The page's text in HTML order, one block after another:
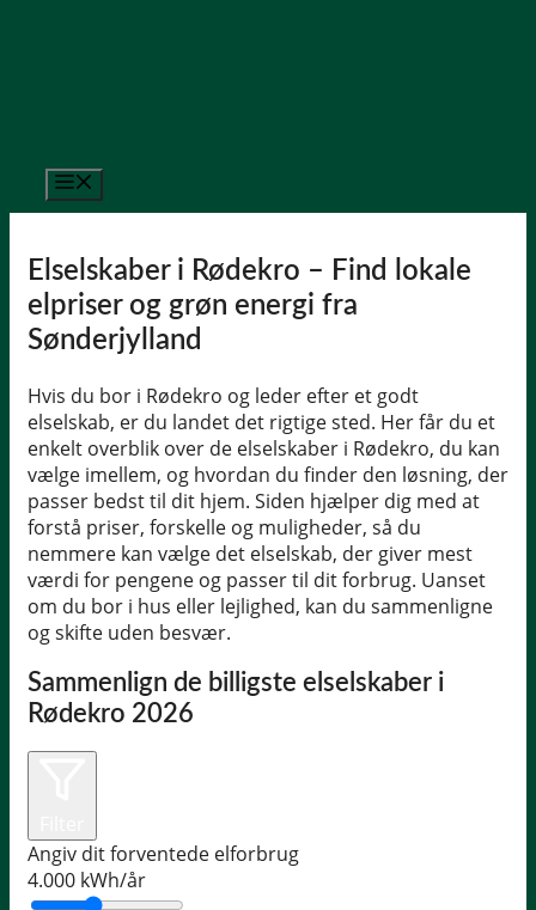
Elselskaber i Rødekro – Find lokale
elpriser og grøn energi fra
Sønderjylland
Hvis du bor i Rødekro og leder efter et godt
elselskab, er du landet det rigtige sted. Her får du et
enkelt overblik over de elselskaber i Rødekro, du kan
vælge imellem, og hvordan du finder den løsning, der
passer bedst til dit hjem. Siden hjælper dig med at
forstå priser, forskelle og muligheder, så du
nemmere kan vælge det elselskab, der giver mest
værdi for pengene og passer til dit forbrug. Uanset
om du bor i hus eller lejlighed, kan du sammenligne
og skifte uden besvær.
Sammenlign de billigste elselskaber i
Rødekro 2026
Angiv dit forventede elforbrug
4.000 kWh/år